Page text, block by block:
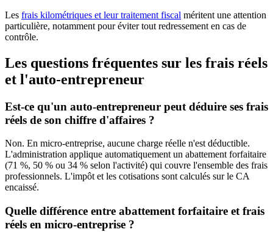
Les frais kilométriques et leur traitement fiscal méritent une attention
particulière, notamment pour éviter tout redressement en cas de
contrôle.
Les questions fréquentes sur les frais réels
et l'auto-entrepreneur
Est-ce qu'un auto-entrepreneur peut déduire ses frais
réels de son chiffre d'affaires ?
Non. En micro-entreprise, aucune charge réelle n'est déductible.
L'administration applique automatiquement un abattement forfaitaire
(71 %, 50 % ou 34 % selon l'activité) qui couvre l'ensemble des frais
professionnels. L'impôt et les cotisations sont calculés sur le CA
encaissé.
Quelle différence entre abattement forfaitaire et frais
réels en micro-entreprise ?